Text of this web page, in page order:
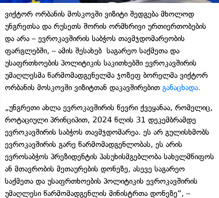
ვიქტორ ორბანის მოსკოვში ვიზიტი შედგება მხოლოდ
უნგრეთსა და რუსეთს შორის ორმხრივი ურთიერთობების
და არა – ევროკავშირის საბჭოს თავმჯდომარეობის
ფარგლებში, – ამის შესახებ საგარეო საქმეთა და
უსაფრთხოების პოლიტიკის საკითხებში ევროკავშირის
უმაღლესმა წარმომადგენელმა ჯოზეფ ბორელმა ​ვიქტორ
ორბანის მოსკოვში ვიზიტთან დაკავშირებით განაცხადა.
„უნგრეთი ახლა ევროკავშირის წევრი ქვეყანაა, რომელიც,
როტაციული პრინციპით, 2024 წლის 31 დეკემბრამდე
ევროკავშირის საბჭოს თავმჯდომარეა. ეს არ გულისხმობს
ევროკავშირის გარე წარმომადგენლობას, ეს არის
ევროსაბჭოს პრეზიდენტის პასუხისმგებლობა სახელმწიფოს
ან მთავრობის მეთაურების დონეზე, ასევე საგარეო
საქმეთა და უსაფრთხოების პოლიტიკის ევროკავშირის
უმაღლესი წარმომადგენლის მინისტრთა დონეზე“, –